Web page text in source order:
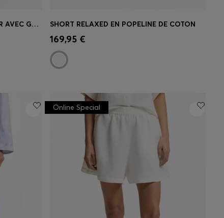
SHORT ACTIF DOUBLE ÉPAISSEUR AVEC GESTION DE L’HUMIDITÉ
Achat rapide
taille)
SHORT RELAXED EN POPELINE DE COTON
169,95 €
Online Special